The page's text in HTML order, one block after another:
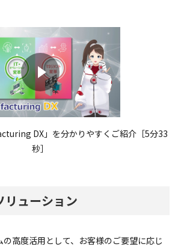
DX」を分かりやすくご紹介［5分33
秒］
リューション
高度活用として、お客様のご要望に応じ